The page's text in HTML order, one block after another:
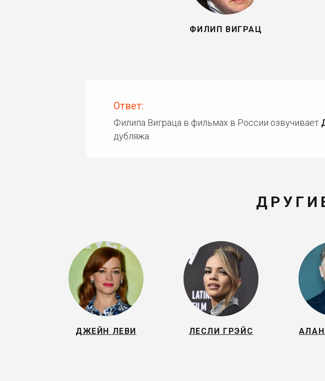
ФИЛИП ВИГРАЦ
Ответ:
Филипа Виграца в фильмах в России озвучивает
дубляжа.
ДЖЕЙН ЛЕВИ ЛЕСЛИ ГРЭЙС